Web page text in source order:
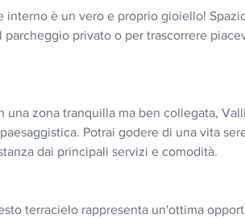
è un vero e proprio gioiello!
privato o per trascorrere
una zona tranquilla ma ben collegata,
Potrai godere di una vita
dai principali servizi e comodità.
terracielo rappresenta un'ottima